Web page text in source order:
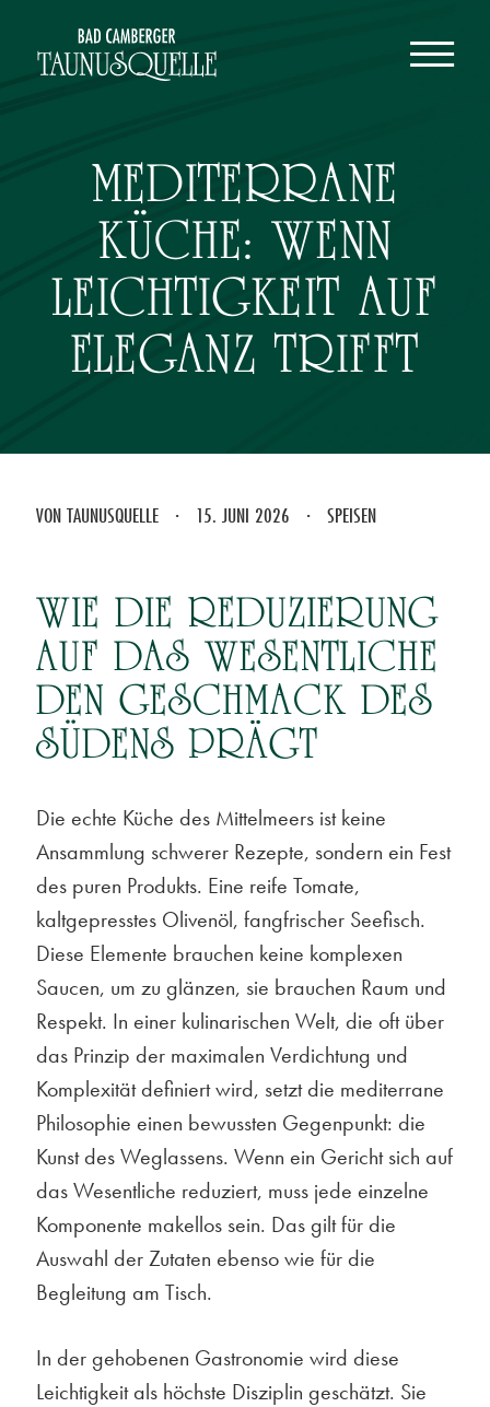
MEDITERRANE
KÜCHE: WENN
LEICHTIGKEIT AUF
ELEGANZ TRIFFT
VON TAUNUSQUELLE · 15. JUNI 2026 · SPEISEN
WIE DIE REDUZIERUNG
AUF DAS WESENTLICHE
DEN GESCHMACK DES
SÜDENS PRÄGT
Die echte Küche des Mittelmeers ist keine
Ansammlung schwerer Rezepte, sondern ein Fest
des puren Produkts. Eine reife Tomate,
kaltgepresstes Olivenöl, fangfrischer Seefisch.
Diese Elemente brauchen keine komplexen
Saucen, um zu glänzen, sie brauchen Raum und
Respekt. In einer kulinarischen Welt, die oft über
das Prinzip der maximalen Verdichtung und
Komplexität definiert wird, setzt die mediterrane
Philosophie einen bewussten Gegenpunkt: die
Kunst des Weglassens. Wenn ein Gericht sich auf
das Wesentliche reduziert, muss jede einzelne
Komponente makellos sein. Das gilt für die
Auswahl der Zutaten ebenso wie für die
Begleitung am Tisch.
In der gehobenen Gastronomie wird diese
Leichtigkeit als höchste Disziplin geschätzt. Sie